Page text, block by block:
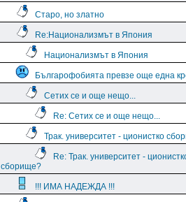
Старо, но златно
Re:Национализмът в Япония
Национализмът в Япония
Българофобията превзе още една
Сетих се и още нещо...
Re: Сетих се и още нещо...
Трак. университет - ционистко
Re: Трак. университет -
сборище?
!!! ИМА НАДЕЖДА !!!